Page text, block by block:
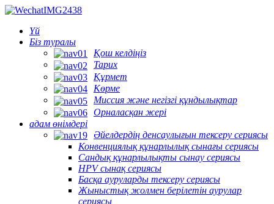
Үй
Біз туралы
Қош келдіңіз
Тарих
Құрмет
Көрме
Миссия және негізгі құндылықтар
Орналасқан жері
адам өнімдері
Әйелдердің денсаулығын тексеру сериясы
Конвенциялық құнарлылық сынағы сериясы
Сандық құнарлылықты сынау сериясы
HPV сынақ сериясы
Басқа ауруларды тексеру сериясы
Жыныстық жолмен берілетін аурулар
сериясы